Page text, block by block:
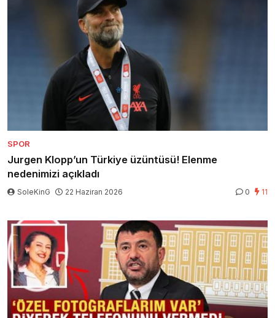
SPOR
Jurgen Klopp’un Türkiye üzüntüsü! Elenme
nedenimizi açıkladı
SoleKinG 22 Haziran 2026 0 11